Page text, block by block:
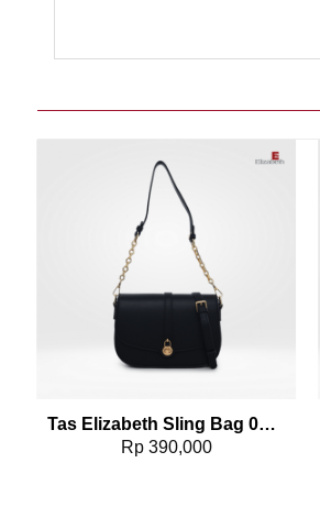
Add to wishlist
Tas Elizabeth Sling Bag 0706-0899
Rp390,000